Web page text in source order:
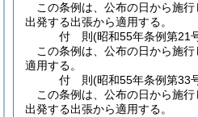
この条例は、公布の日から施
出発する出張から適用する。
付 則(昭和55年条例第21
この条例は、公布の日から施
適用する。
付 則(昭和55年条例第33
この条例は、公布の日から施
出発する出張から適用する。